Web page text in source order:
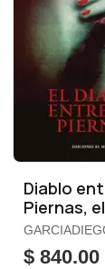
Diablo
Piernas, el
ALICIA
$ 840.00